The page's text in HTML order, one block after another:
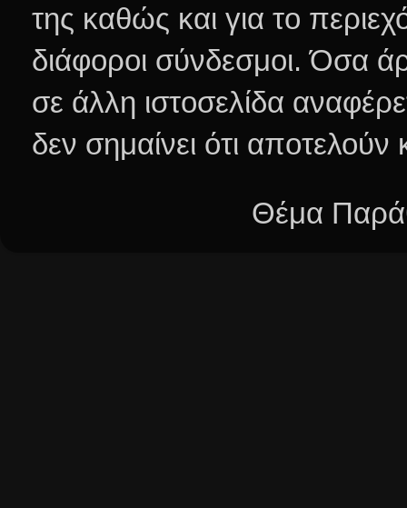
της καθώς και για το
διάφοροι σύνδεσμοι.Όσα
σε άλλη ιστοσελίδα
δεν σημαίνει ότι
Θέμα